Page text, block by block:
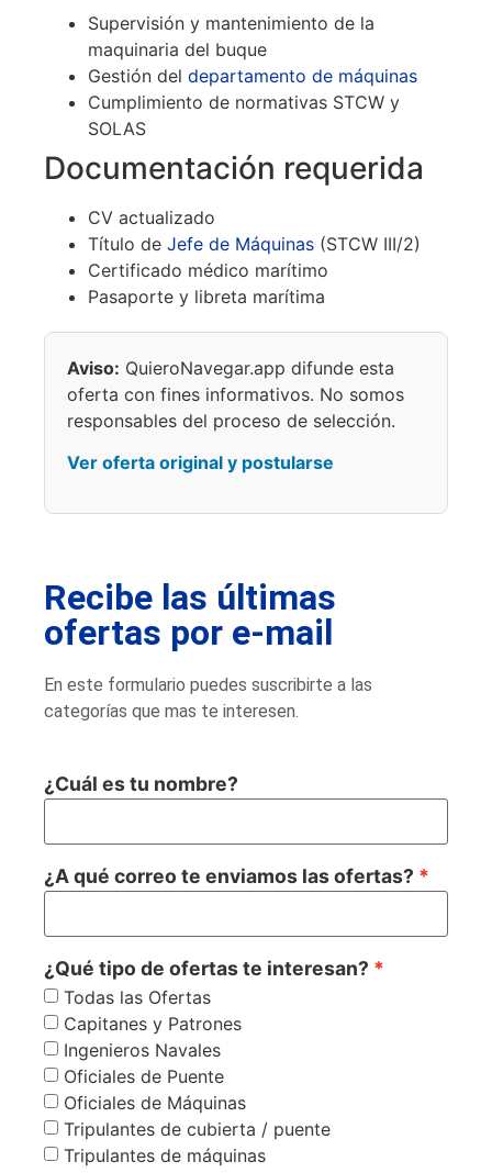
Supervisión y mantenimiento de la
maquinaria del buque
Gestión del departamento de máquinas
Cumplimiento de normativas STCW y
SOLAS
Documentación requerida
CV actualizado
Título de Jefe de Máquinas (STCW III/2)
Certificado médico marítimo
Pasaporte y libreta marítima
Aviso: QuieroNavegar.app difunde esta
oferta con fines informativos. No somos
responsables del proceso de selección.
Ver oferta original y postularse
Recibe las últimas
ofertas por e-mail
En este formulario puedes suscribirte a las
categorías que mas te interesen.
¿Cuál es tu nombre?
¿A qué correo te enviamos las ofertas?
¿Qué tipo de ofertas te interesan?
Todas las Ofertas
Capitanes y Patrones
Ingenieros Navales
Oficiales de Puente
Oficiales de Máquinas
Tripulantes de cubierta / puente
Tripulantes de máquinas